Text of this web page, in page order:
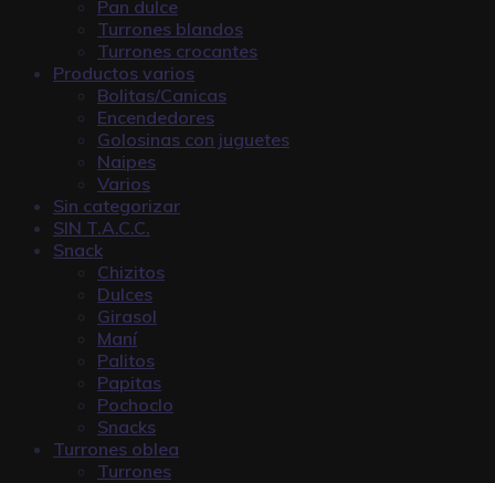
Pan dulce
Turrones blandos
Turrones crocantes
Productos varios
Bolitas/Canicas
Encendedores
Golosinas con juguetes
Naipes
Varios
Sin categorizar
SIN T.A.C.C.
Snack
Chizitos
Dulces
Girasol
Maní
Palitos
Papitas
Pochoclo
Snacks
Turrones oblea
Turrones